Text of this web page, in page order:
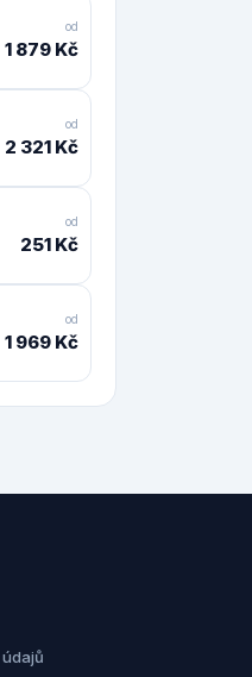
od
1 879 Kč
od
2 321 Kč
od
251 Kč
od
1 969 Kč